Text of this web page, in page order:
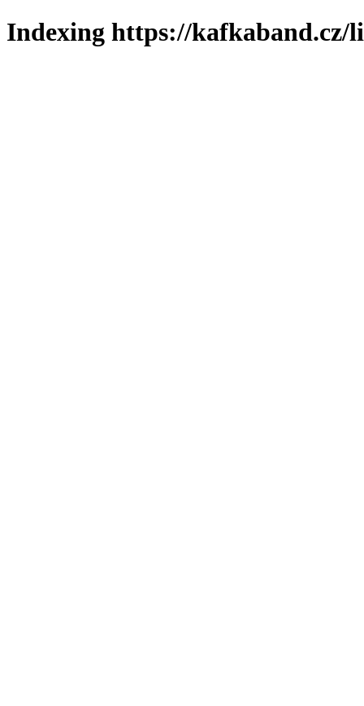
Indexing https://kafkaband.cz/